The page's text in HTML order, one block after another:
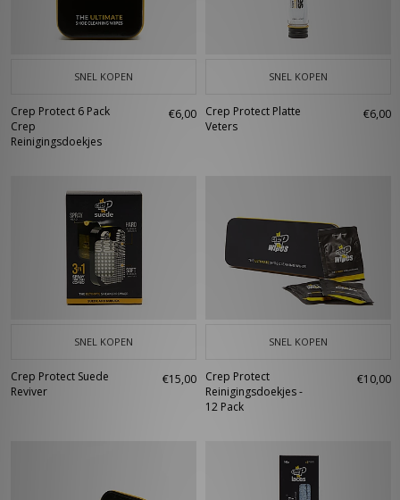
SNEL KOPEN
Crep Protect 6 Pack
Crep
Reinigingsdoekjes
€6,00
SNEL KOPEN
Crep Protect Platte
Veters
€6,00
SNEL KOPEN
Crep Protect Suede
Reviver
€15,00
SNEL KOPEN
Crep Protect
Reinigingsdoekjes -
12 Pack
€10,00